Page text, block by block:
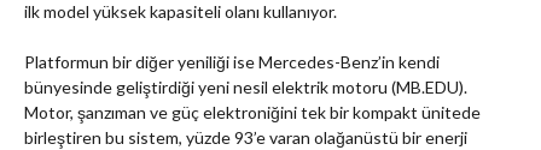
ilk model yüksek kapasiteli olanı kullanıyor.
Platformun bir diğer yeniliği ise Mercedes-Benz’in kendi
bünyesinde geliştirdiği yeni nesil elektrik motoru (MB.EDU).
Motor, şanzıman ve güç elektroniğini tek bir kompakt ünitede
birleştiren bu sistem, yüzde 93’e varan olağanüstü bir enerji